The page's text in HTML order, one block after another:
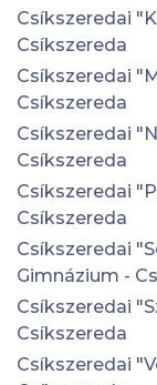
Csíkszeredai
Csíkszereda
Csíkszeredai
Csíkszereda
Csíkszeredai
Csíkszereda
Csíkszeredai
Csíkszereda
Csíkszeredai
Gimnázium -
Csíkszeredai
Csíkszereda
Csíkszeredai